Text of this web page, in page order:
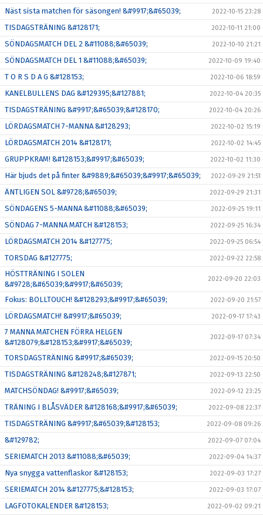
Näst sista matchen för säsongen! &#9917;&#65039; 2022-10-15 23:28
TISDAGSTRÄNING &#128171; 2022-10-11 21:00
SÖNDAGSMATCH DEL 2 &#11088;&#65039; 2022-10-10 21:21
SÖNDAGSMATCH DEL 1 &#11088;&#65039; 2022-10-09 19:40
T O R S D A G &#128153; 2022-10-06 18:59
KANELBULLENS DAG &#129395;&#127881; 2022-10-04 20:35
TISDAGSTRÄNING &#9917;&#65039;&#128170; 2022-10-04 20:26
LÖRDAGSMATCH 7-MANNA &#128293; 2022-10-02 15:19
LÖRDAGSMATCH 2014 &#128171; 2022-10-02 14:45
GRUPPKRAM! &#128153;&#9917;&#65039; 2022-10-02 11:30
Här bjuds det på finter &#9889;&#65039;&#9917;&#65039; 2022-09-29 21:51
ÄNTLIGEN SOL &#9728;&#65039; 2022-09-29 21:31
SÖNDAGENS 5-MANNA &#11088;&#65039; 2022-09-25 19:11
SÖNDAG 7-MANNA MATCH &#128153; 2022-09-25 16:34
LÖRDAGSMATCH 2014 &#127775; 2022-09-25 06:54
TORSDAG &#127775; 2022-09-22 22:58
HÖSTTRÄNING I SOLEN
&#9728;&#65039;&#9917;&#65039;
2022-09-20 22:03
Fokus: BOLLTOUCH! &#128293;&#9917;&#65039; 2022-09-20 21:57
LÖRDAGSMATCH! &#9917;&#65039; 2022-09-17 17:43
7 MANNA MATCHEN FÖRRA HELGEN
&#128079;&#128153;&#9917;&#65039;
2022-09-17 07:34
TORSDAGSTRÄNING &#9917;&#65039; 2022-09-15 20:50
TISDAGSTRÄNING &#128248;&#127871; 2022-09-13 22:50
MATCHSÖNDAG! &#9917;&#65039; 2022-09-12 23:25
TRÄNING I BLÅSVÄDER &#128168;&#9917;&#65039; 2022-09-08 22:37
TISDAGSTRÄNING &#9917;&#65039;&#128153; 2022-09-08 09:26
&#129782; 2022-09-07 07:04
SERIEMATCH 2013 &#11088;&#65039; 2022-09-04 14:37
Nya snygga vattenflaskor &#128153; 2022-09-03 17:27
SERIEMATCH 2014 &#127775;&#128153; 2022-09-03 17:07
LAGFOTOKALENDER &#128153; 2022-09-02 09:21